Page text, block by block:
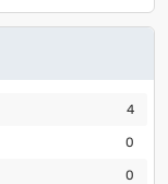
4
0
0